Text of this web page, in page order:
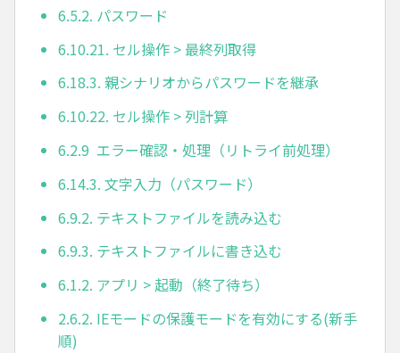
6.5.2. パスワード
6.10.21. セル操作 > 最終列取得
6.18.3. 親シナリオからパスワードを継承
6.10.22. セル操作 > 列計算
6.2.9 エラー確認・処理（リトライ前処理）
6.14.3. 文字入力（パスワード）
6.9.2. テキストファイルを読み込む
6.9.3. テキストファイルに書き込む
6.1.2. アプリ > 起動（終了待ち）
2.6.2. IEモードの保護モードを有効にする(新手
順)